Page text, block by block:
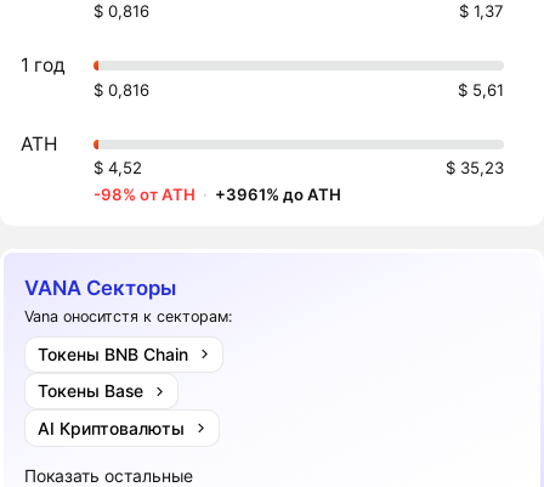
$ 0,816 $ 1,37
1 год
$ 0,816 $ 5,61
ATH
$ 4,52
$ 35,23
-98% от ATH · +3961% до ATH
VANA Секторы
Vana оноситстя к секторам:
Токены BNB Chain
Токены Base
AI Криптовалюты
Показать остальные